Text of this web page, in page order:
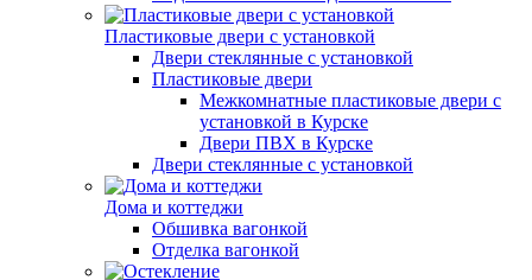
Пластиковые двери с установкой
Двери стеклянные с установкой
Пластиковые двери
Межкомнатные пластиковые двери с
установкой в Курске
Двери ПВХ в Курске
Двери стеклянные с установкой
Дома и коттеджи
Обшивка вагонкой
Отделка вагонкой